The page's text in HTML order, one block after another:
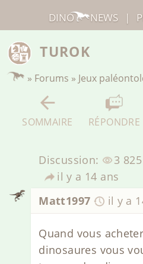
TUROK
» Forums » Jeux
SOMMAIRE RÉPONDRE
Discussion: 3 825
il y a 14 ans
Matt1997
il y a
Quand vous
dinosaures vous
DINO NEWS |